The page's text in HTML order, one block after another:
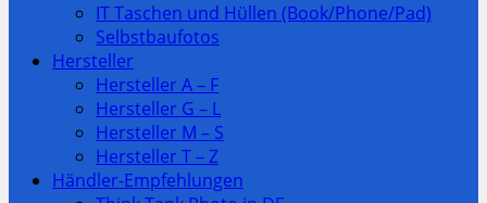
IT Taschen und Hüllen (Book/Phone/Pad)
Selbstbaufotos
Hersteller
Hersteller A – F
Hersteller G – L
Hersteller M – S
Hersteller T – Z
Händler-Empfehlungen